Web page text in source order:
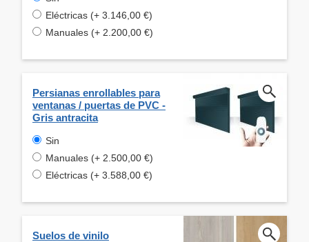
Eléctricas (+ 3.146,00 €)
Manuales (+ 2.200,00 €)
Persianas enrollables para
ventanas / puertas de PVC -
Gris antracita
Sin
Manuales (+ 2.500,00 €)
Eléctricas (+ 3.588,00 €)
Suelos de vinilo